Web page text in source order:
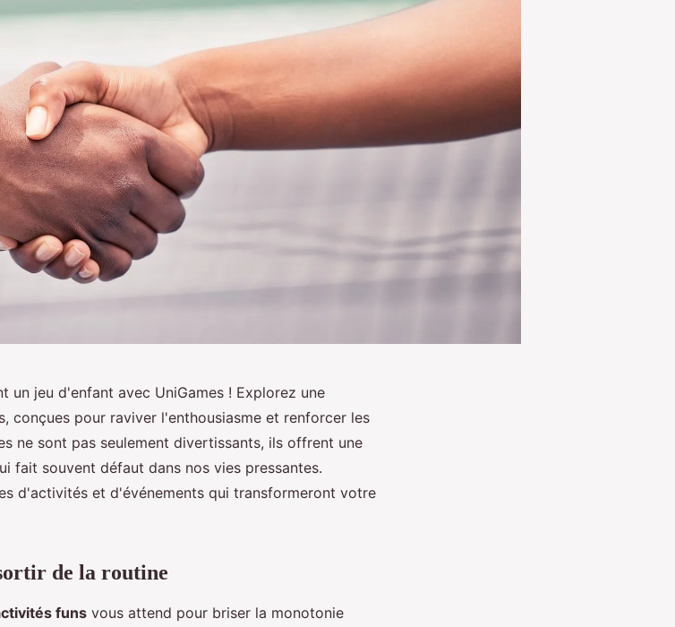
un jeu d'enfant avec UniGames ! Explorez une
conçues pour raviver l'enthousiasme et renforcer les
ne sont pas seulement divertissants, ils offrent une
fait souvent défaut dans nos vies pressantes.
d'activités et d'événements qui transformeront votre
de la routine
funs vous attend pour briser la monotonie